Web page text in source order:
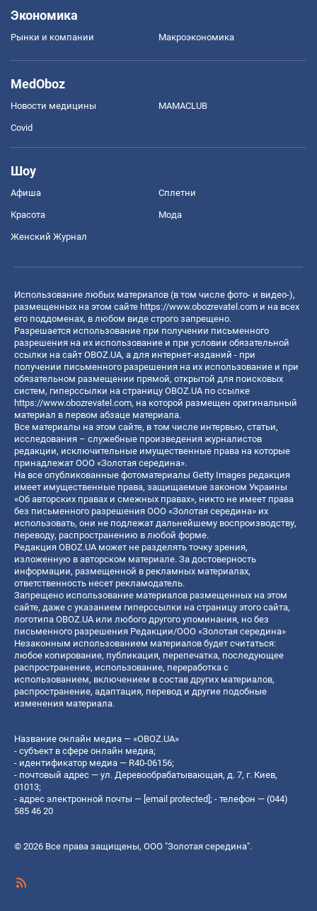
Экономика
Рынки и компании Mакроэкономика
MedOboz
Новости медицины MAMACLUB
Covid
Шоу
Афиша Сплетни
Красота Мода
Женский Журнал
Использование любых материалов (в том числе фото- и видео-),
размещенных на этом сайте https://www.obozrevatel.com и на всех
его поддоменах, в любом виде строго запрещено.
Разрешается использование при получении письменного
разрешения на их использование и при условии обязательной
ссылки на сайт OBOZ.UA, а для интернет-изданий - при
получении письменного разрешения на их использование и при
обязательном размещении прямой, открытой для поисковых
систем, гиперссылки на страницу OBOZ.UA по ссылке
https://www.obozrevatel.com, на которой размещен оригинальный
материал в первом абзаце материала.
Все материалы на этом сайте, в том числе интервью, статьи,
исследования – служебные произведения журналистов
редакции, исключительные имущественные права на которые
принадлежат ООО «Золотая середина».
На все опубликованные фотоматериалы Getty Images редакция
имеет имущественные права, защищаемые законом Украины
«Об авторских правах и смежных правах», никто не имеет права
без письменного разрешения ООО «Золотая середина» их
использовать, они не подлежат дальнейшему воспроизводству,
переводу, распространению в любой форме.
Редакция OBOZ.UA может не разделять точку зрения,
изложенную в авторском материале. За достоверность
информации, размещенной в рекламных материалах,
ответственность несет рекламодатель.
Запрещено использование материалов размещенных на этом
сайте, даже с указанием гиперссылки на страницу этого сайта,
логотипа OBOZ.UA или любого другого упоминания, но без
письменного разрешения Редакции/ООО «Золотая середина»
Незаконным использованием материалов будет считаться:
любое копирование, публикация, перепечатка, последующее
распространение, использование, переработка с
использованием, включением в состав других материалов,
распространение, адаптация, перевод и другие подобные
изменения материала.
Название онлайн медиа — «OBOZ.UA»
- субъект в сфере онлайн медиа;
- идентификатор медиа — R40-06156;
- почтовый адрес — ул. Деревообрабатывающая, д. 7, г. Киев,
01013;
- адрес электронной почты — [email protected] ; - телефон — (044)
585 46 20
© 2026 Все права защищены, ООО "Золотая середина".